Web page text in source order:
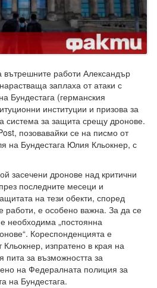
вътрешните работи Александър
заплаха от атаки с
Бундестага (германския
институции и призова за
система за защита срещу дронове.
позовавайки се на писмо от
на Бундестага Юлия Кльокнер, с
засечени дронове над критични
последните месеци и
на тези обекти, според
работи, е особено важна. За да се
необходима „постоянна
Кореспонденцията е
изпратено в края на
пита за възможността за
на Федералната полиция за
на Бундестага.